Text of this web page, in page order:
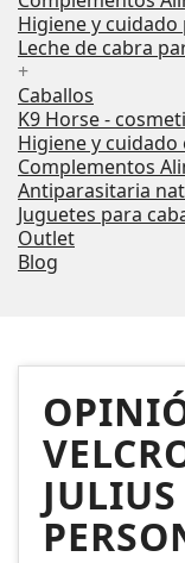
Higiene y
Leche de cabra
+
Caballos
K9 Horse -
Higiene y cuidado
Complementos
Antiparasitaria
Juguetes para
Outlet
Blog